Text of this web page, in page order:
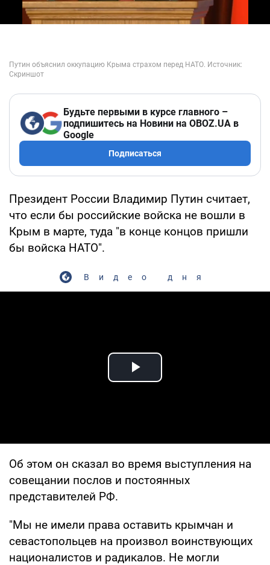
Будьте первыми в курсе главного –
подпишитесь на Новини на OBOZ.UA в
Google
Подписаться
Президент России Владимир Путин считает,
что если бы российские войска не вошли в
Крым в марте, туда "в конце концов пришли
бы войска НАТО".
Видео дня
Play Video
Об этом он сказал во время выступления на
совещании послов и постоянных
представителей РФ.
"Мы не имели права оставить крымчан и
севастопольцев на произвол воинствующих
националистов и радикалов. Не могли